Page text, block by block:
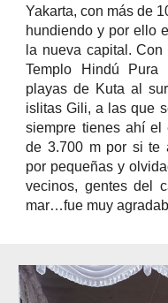
Yakarta, con más de
hundiendo y por ello
la nueva capital.
Templo Hindú
playas de Kuta al
islitas Gili, a las que
siempre tienes ahí el
de 3.700 m por si te
por pequeñas y
vecinos, gentes del
mar…fue muy